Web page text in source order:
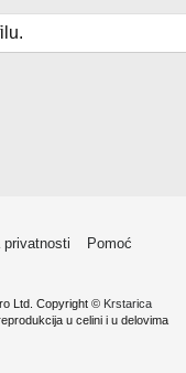
privatnosti
Pomoć
Ltd. Copyright © Krstarica
u celini i u delovima